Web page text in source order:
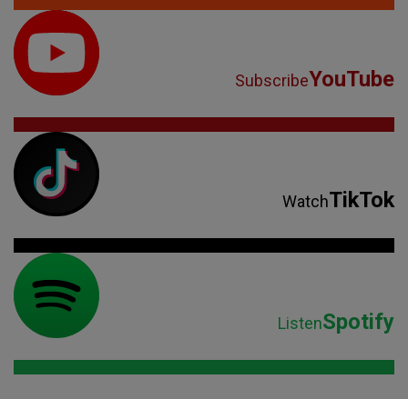
SubscribeYouTube
WatchTikTok
ListenSpotify